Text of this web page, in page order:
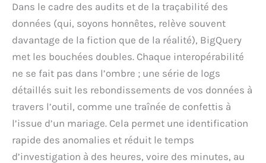
Dans le cadre des audits et de la traçabilité des
données (qui, soyons honnêtes, relève souvent
davantage de la fiction que de la réalité), BigQuery
met les bouchées doubles. Chaque interopérabilité
ne se fait pas dans l’ombre ; une série de logs
détaillés suit les rebondissements de vos données à
travers l’outil, comme une traînée de confettis à
l’issue d’un mariage. Cela permet une identification
rapide des anomalies et réduit le temps
d’investigation à des heures, voire des minutes, au